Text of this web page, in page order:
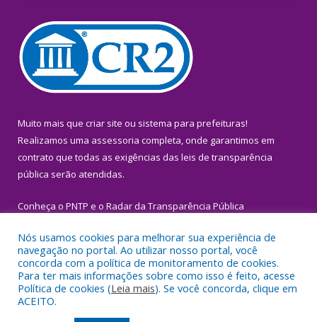
Muito mais que criar site ou sistema para prefeituras!
Realizamos uma assessoria completa, onde garantimos em
contrato que todas as exigências das leis de transparência
pública serão atendidas.
Conheça o PNTP e o Radar da Transparência Pública
Todos os direitos reservados a Prefeitura Municipal de Igarapé-
Miri.
Nós usamos cookies para melhorar sua experiência de
navegação no portal. Ao utilizar nosso portal, você
concorda com a política de monitoramento de cookies.
Para ter mais informações sobre como isso é feito, acesse
Política de cookies (Leia mais). Se você concorda, clique em
ACEITO.